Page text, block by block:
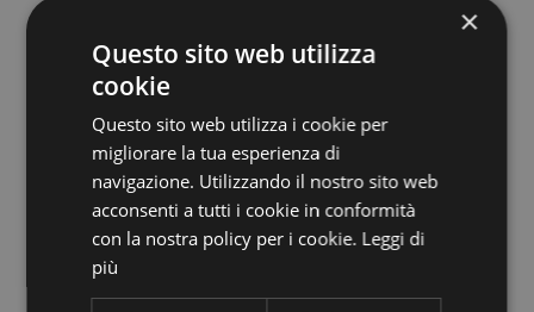
×
Questo sito web utilizza
cookie
Questo sito web utilizza i cookie per
migliorare la tua esperienza di
navigazione. Utilizzando il nostro sito web
acconsenti a tutti i cookie in conformità
con la nostra policy per i cookie. Leggi di
più